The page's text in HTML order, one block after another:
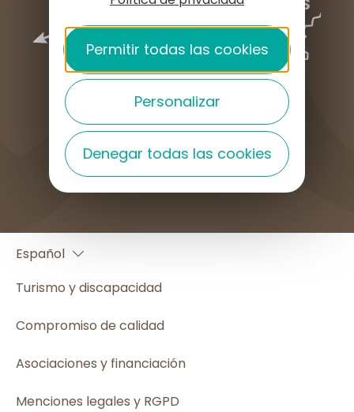
¿CÓMO LLEGAR?
Español
English
Turismo y discapacidad
Compromiso de calidad
Asociaciones y financiación
Menciones legales y RGPD
Permitir todas las cookies
Personalizar
Denegar todas las cookies